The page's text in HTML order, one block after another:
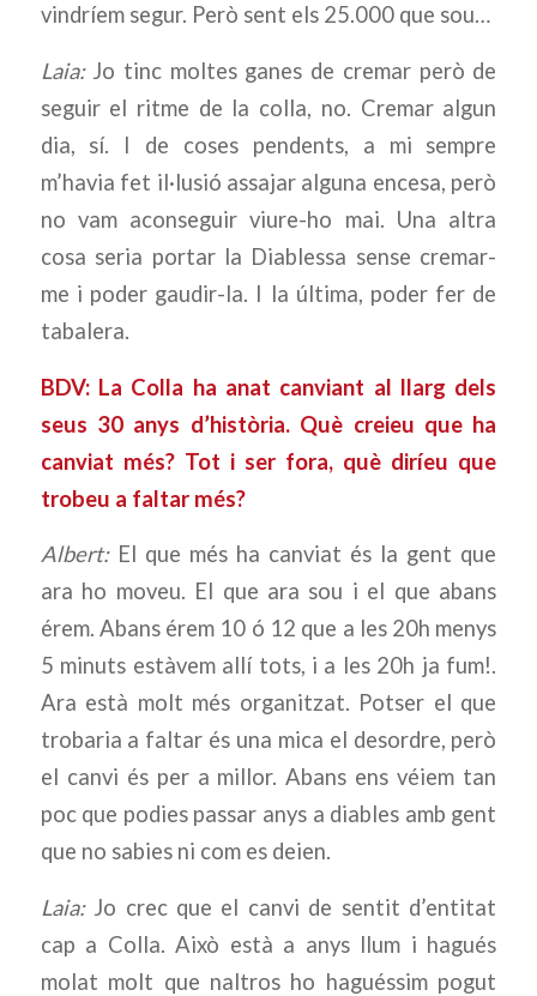
vindríem segur. Però sent els 25.000 que sou…
Laia:Jo tinc moltes ganes de cremar però de
seguir el ritme de la colla, no. Cremar algun
dia, sí. I de coses pendents, a mi sempre
m’havia fet il·lusió assajar alguna encesa, però
no vam aconseguir viure-ho mai. Una altra
cosa seria portar la Diablessa sense cremar-
me i poder gaudir-la. I la última, poder fer de
tabalera.
BDV: La Colla ha anat canviant al llarg dels
seus 30 anys d’història. Què creieu que ha
canviat més? Tot i ser fora, què diríeu que
trobeu a faltar més?
Albert:El que més ha canviat és la gent que
ara ho moveu. El que ara sou i el que abans
érem. Abans érem 10 ó 12 que a les 20h menys
5 minuts estàvem allí tots, i a les 20h ja fum!.
Ara està molt més organitzat. Potser el que
trobaria a faltar és una mica el desordre, però
el canvi és per a millor. Abans ens véiem tan
poc que podies passar anys a diables amb gent
que no sabies ni com es deien.
Laia:Jo crec que el canvi de sentit d’entitat
cap a Colla. Això està a anys llum i hagués
molat molt que naltros ho haguéssim pogut